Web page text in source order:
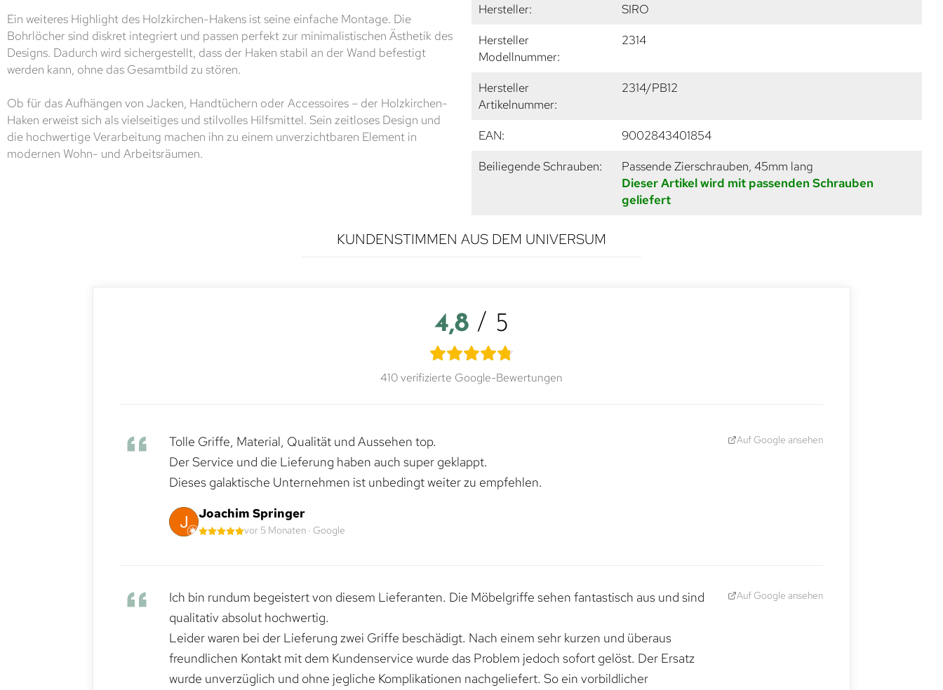
Ein weiteres Highlight des Holzkirchen-Hakens ist seine einfache Montage. Die
Bohrlöcher sind diskret integriert und passen perfekt zur minimalistischen Ästhetik des
Designs. Dadurch wird sichergestellt, dass der Haken stabil an der Wand befestigt
werden kann, ohne das Gesamtbild zu stören.
Ob für das Aufhängen von Jacken, Handtüchern oder Accessoires – der Holzkirchen-
Haken erweist sich als vielseitiges und stilvolles Hilfsmittel. Sein zeitloses Design und
die hochwertige Verarbeitung machen ihn zu einem unverzichtbaren Element in
modernen Wohn- und Arbeitsräumen.
Hersteller:
SIRO
Hersteller
Modellnummer:
2314
Hersteller
Artikelnummer:
2314/PB12
EAN:
9002843401854
Beiliegende Schrauben:
Passende Zierschrauben, 45mm lang
Dieser Artikel wird mit passenden Schrauben
geliefert
KUNDENSTIMMEN AUS DEM UNIVERSUM
4,8 / 5
410 verifizierte Google-Bewertungen
Tolle Griffe, Material, Qualität und Aussehen top.
Der Service und die Lieferung haben auch super geklappt.
Dieses galaktische Unternehmen ist unbedingt weiter zu empfehlen.
Joachim Springer
vor 5 Monaten · Google
Auf Google ansehen
Ich bin rundum begeistert von diesem Lieferanten. Die Möbelgriffe sehen fantastisch aus und sind
qualitativ absolut hochwertig.
Leider waren bei der Lieferung zwei Griffe beschädigt. Nach einem sehr kurzen und überaus
freundlichen Kontakt mit dem Kundenservice wurde das Problem jedoch sofort gelöst. Der Ersatz
wurde unverzüglich und ohne jegliche Komplikationen nachgeliefert. So ein vorbildlicher
Auf Google ansehen